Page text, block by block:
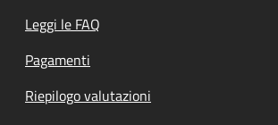
Leggi le FAQ
Pagamenti
Riepilogo valutazioni